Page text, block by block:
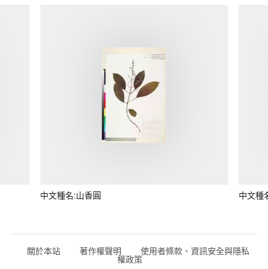
中文種名:山香圓 中文種
關於本站 著作權聲明 使用者條款、資訊安全與隱私
權政策